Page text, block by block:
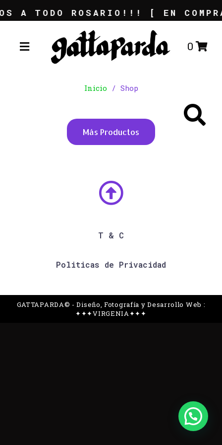
A TODO ROSARIO!!! [ EN
0
Inicio / Shop
Más Productos
T & C
Politicas de Privacidad
GATTAPARDA© - Diseño, Fotografía y Desarrollo Web :
✦✦✦VIRGENIA✦✦✦